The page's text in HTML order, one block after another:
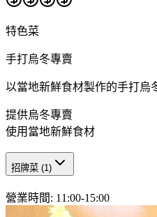
特色菜
手打烏冬專賣
以當地新鮮食材製作的手打烏
提供烏冬專賣
使用當地新鮮食材
招牌菜 (1)
營業時間: 11:00-15:00